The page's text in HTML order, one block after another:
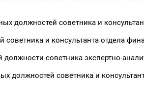
должностей советника и
и консультанта отдела
советника экспертно-
советника и